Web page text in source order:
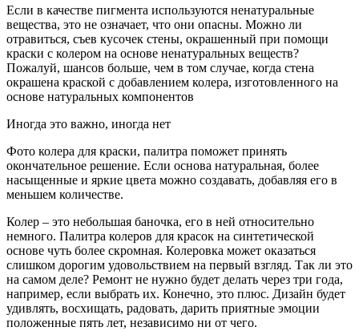
Если в качестве пигмента используются ненатуральные
вещества, это не означает, что они опасны. Можно ли
отравиться, съев кусочек стены, окрашенный при помощи
краски с колером на основе ненатуральных веществ?
Пожалуй, шансов больше, чем в том случае, когда стена
окрашена краской с добавлением колера, изготовленного на
основе натуральных компонентов
Иногда это важно, иногда нет
Фото колера для краски, палитра поможет принять
окончательное решение. Если основа натуральная, более
насыщенные и яркие цвета можно создавать, добавляя его в
меньшем количестве.
Колер – это небольшая баночка, его в ней относительно
немного. Палитра колеров для красок на синтетической
основе чуть более скромная. Колеровка может оказаться
слишком дорогим удовольствием на первый взгляд. Так ли это
на самом деле? Ремонт не нужно будет делать через три года,
например, если выбрать их. Конечно, это плюс. Дизайн будет
удивлять, восхищать, радовать, дарить приятные эмоции
положенные пять лет, независимо ни от чего.